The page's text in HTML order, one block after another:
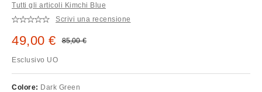
Tutti gli articoli Kimchi Blue
Scrivi una recensione
Prezzo di vendita:
49,00 € Prezzo originale:
85,00 €
Esclusivo UO
Colore: Dark Green